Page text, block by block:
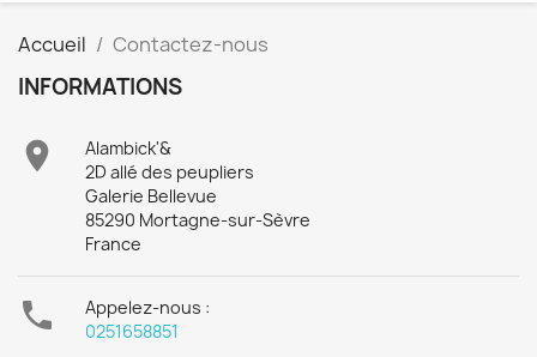
Accueil Contactez-nous
INFORMATIONS

Alambick'&
2D allé des peupliers
Galerie Bellevue
85290 Mortagne-sur-Sèvre
France

Appelez-nous :
0251658851